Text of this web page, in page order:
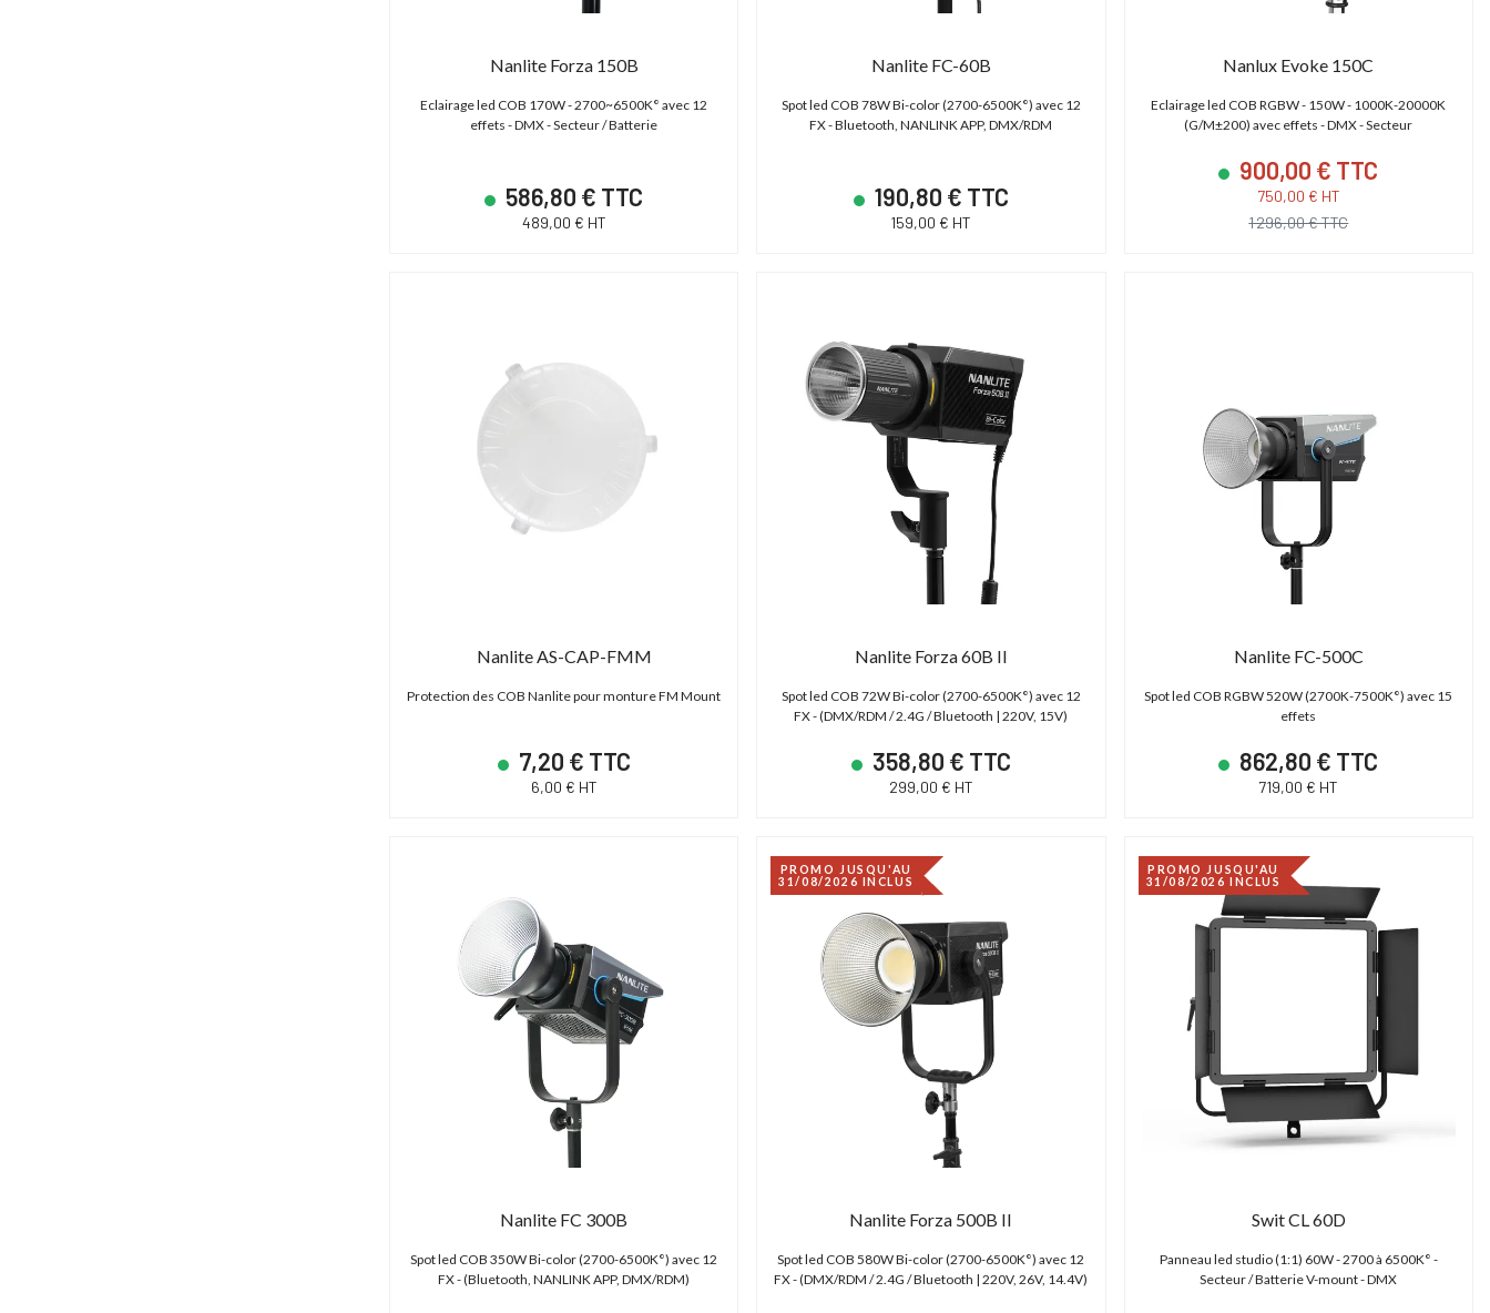
Nanlite Forza 150B
Eclairage led COB 170W - 2700~6500K° avec 12
effets - DMX - Secteur / Batterie
586,80 € TTC
489,00 € HT
Nanlite FC-60B
Spot led COB 78W Bi-color (2700-6500K°) avec 12
FX - Bluetooth, NANLINK APP, DMX/RDM
190,80 € TTC
159,00 € HT
Nanlux Evoke 150C
Eclairage led COB RGBW - 150W - 1000K-20000K
(G/M±200) avec effets - DMX - Secteur
900,00 € TTC
750,00 € HT
1 296,00 € TTC
Nanlite AS-CAP-FMM
Protection des COB Nanlite pour monture FM Mount
7,20 € TTC
6,00 € HT
Nanlite Forza 60B II
Spot led COB 72W Bi-color (2700-6500K°) avec 12
FX - (DMX/RDM / 2.4G / Bluetooth | 220V, 15V)
358,80 € TTC
299,00 € HT
Nanlite FC-500C
Spot led COB RGBW 520W (2700K-7500K°) avec 15
effets
862,80 € TTC
719,00 € HT
Nanlite FC 300B
Spot led COB 350W Bi-color (2700-6500K°) avec 12
FX - (Bluetooth, NANLINK APP, DMX/RDM)
PROMO JUSQU'AU
31/08/2026 INCLUS
Nanlite Forza 500B II
Spot led COB 580W Bi-color (2700-6500K°) avec 12
FX - (DMX/RDM / 2.4G / Bluetooth | 220V, 26V, 14.4V)
PROMO JUSQU'AU
31/08/2026 INCLUS
Swit CL 60D
Panneau led studio (1:1) 60W - 2700 à 6500K° -
Secteur / Batterie V-mount - DMX